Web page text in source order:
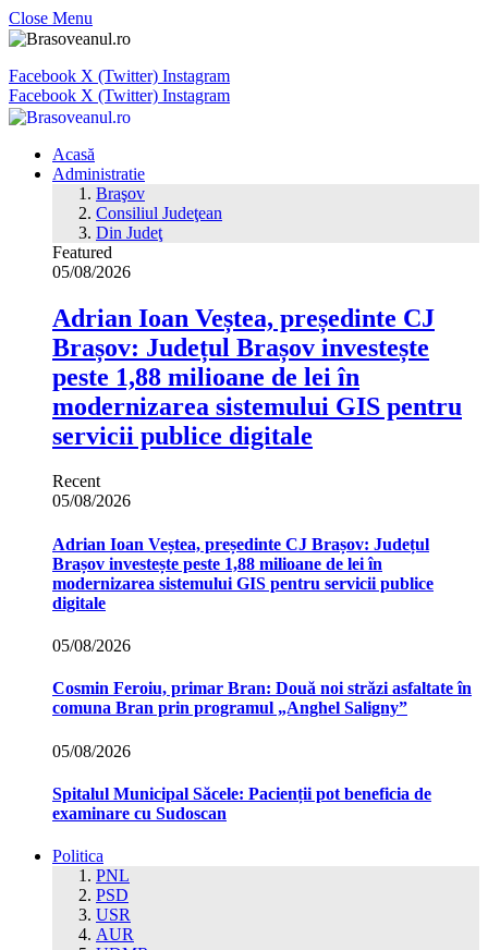
Close Menu
Facebook X (Twitter) Instagram
Facebook X (Twitter) Instagram
Acasă
Administratie
Braşov
Consiliul Judeţean
Din Judeţ
Featured
05/08/2026
Adrian Ioan Veștea, președinte CJ
Brașov: Județul Brașov investește
peste 1,88 milioane de lei în
modernizarea sistemului GIS pentru
servicii publice digitale
Recent
05/08/2026
Adrian Ioan Veștea, președinte CJ Brașov: Județul
Brașov investește peste 1,88 milioane de lei în
modernizarea sistemului GIS pentru servicii publice
digitale
05/08/2026
Cosmin Feroiu, primar Bran: Două noi străzi asfaltate în
comuna Bran prin programul „Anghel Saligny”
05/08/2026
Spitalul Municipal Săcele: Pacienții pot beneficia de
examinare cu Sudoscan
Politica
PNL
PSD
USR
AUR